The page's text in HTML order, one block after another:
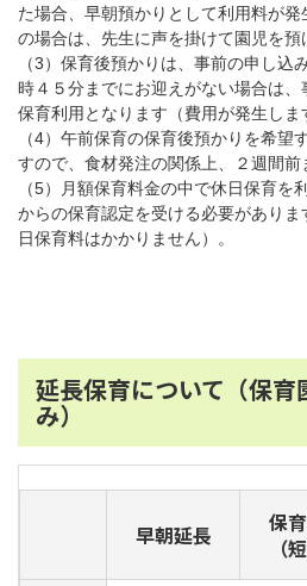
た場合、早朝預かりとして利用料が
の場合は、先生に声を掛けて園児を預
（3）保育後預かりは、事前の申し込
時４５分までにお迎えがない場合は、
保育利用となります（費用が発生しま
（4）午前保育の保育後預かりを希望
すので、食材発注の関係上、２週間前
（5）月額保育料金の中で休日保育を
からの保育認定を受ける必要があり
日保育料はかかりません）。
延長保育について（保育
み）
早朝延長
保
（